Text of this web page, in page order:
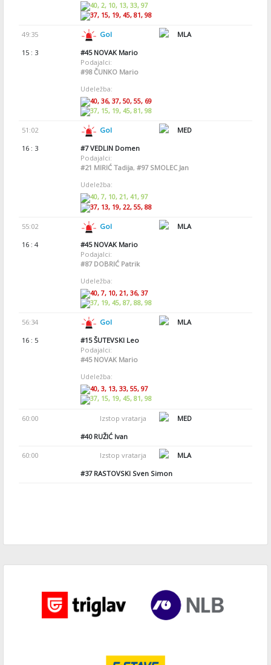
40, 2, 10, 13, 33, 97
37, 15, 19, 45, 81, 98
49:35 Gol
MLA
15 : 3
#45NOVAK Mario
Podajalci:
#98ČUNKO Mario
Udeležba:
40, 36, 37, 50, 55, 69
37, 15, 19, 45, 81, 98
51:02 Gol
MED
16 : 3
#7VEDLIN Domen
Podajalci:
#21 MIRIĆ Tadija, #97SMOLEC Jan
Udeležba:
40, 7, 10, 21, 41, 97
37, 13, 19, 22, 55, 88
55:02 Gol
MLA
16 : 4
#45NOVAK Mario
Podajalci:
#87DOBRIĆ Patrik
Udeležba:
40, 7, 10, 21, 36, 37
37, 19, 45, 87, 88, 98
56:34 Gol
MLA
16 : 5
#15ŠUTEVSKI Leo
Podajalci:
#45NOVAK Mario
Udeležba:
40, 3, 13, 33, 55, 97
37, 15, 19, 45, 81, 98
60:00 Izstop vratarja
MED
#40RUŽIĆ Ivan
60:00 Izstop vratarja
MLA
#37RASTOVSKI Sven Simon